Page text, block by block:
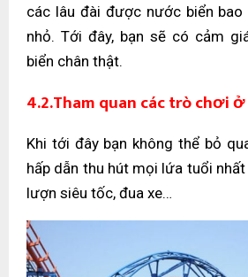
các lâu đài được nước biển bao
nhỏ. Tới đây, bạn sẽ có cảm
biển chân thật.
4.2.Tham quan các trò chơi
Khi tới đây bạn không thể bỏ
hấp dẫn thu hút mọi lứa tuổi nhất
lượn siêu tốc, đua xe…